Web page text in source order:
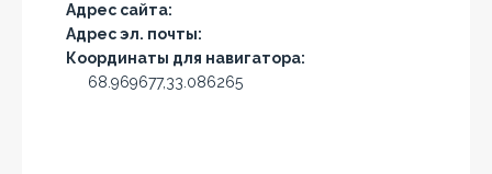
Адрес сайта:
Адрес эл. почты:
Координаты для навигатора:
68.969677,33.086265